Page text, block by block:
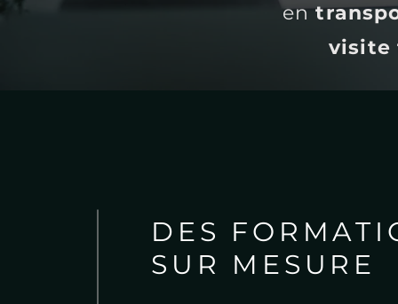
en
visite
DES
SUR MESURE